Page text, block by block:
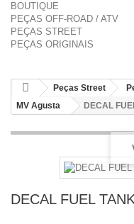
BOUTIQUE
PEÇAS OFF-ROAD / ATV
PEÇAS STREET
PEÇAS ORIGINAIS
Peças Street
MV Agusta
DECAL
DECAL FUEL TANK